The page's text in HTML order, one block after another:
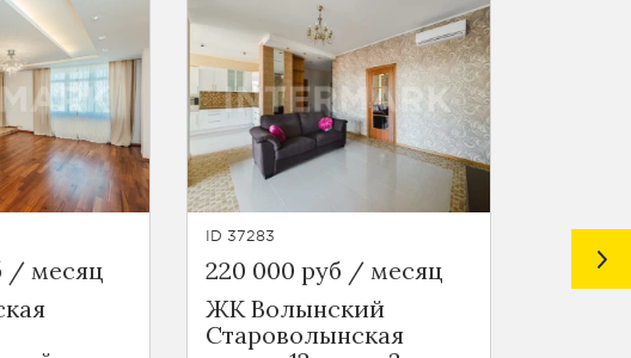
/ месяц
ID 37283
220 000 руб / месяц
ЖК Волынский
Староволынская
ID 46564
200